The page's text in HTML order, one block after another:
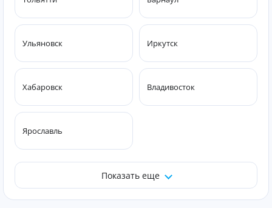
Ульяновск Иркутск
Хабаровск Владивосток
Ярославль
Показать еще